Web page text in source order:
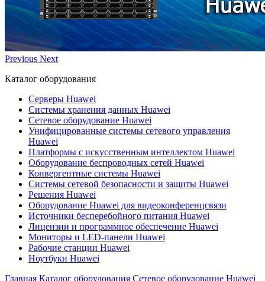
Previous Next
Каталог оборудования
Серверы Huawei
Системы хранения данных Huawei
Сетевое оборудование Huawei
Унифицированные системы сетевого управления
Huawei
Платформы с искусственным интеллектом Huawei
Оборудование беспроводных сетей Huawei
Конвергентные системы Huawei
Системы сетевой безопасности и защиты Huawei
Решения Huawei
Оборудование Huawei для видеоконференцсвязи
Источники бесперебойного питания Huawei
Лицензии и программное обеспечение Huawei
Мониторы и LED-панели Huawei
Рабочие станции Huawei
Ноутбуки Huawei
Главная Каталог оборудования Сетевое оборудование Huawei